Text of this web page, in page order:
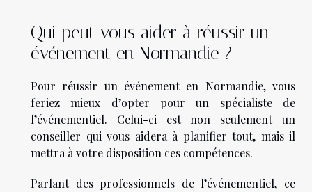
Qui peut vous aider à réussir un
événement en Normandie ?
Pour réussir un événement en Normandie, vous
feriez mieux d’opter pour un spécialiste de
l’événementiel. Celui-ci est non seulement un
conseiller qui vous aidera à planifier tout, mais il
mettra à votre disposition ces compétences.
Parlant des professionnels de l’événementiel, ce